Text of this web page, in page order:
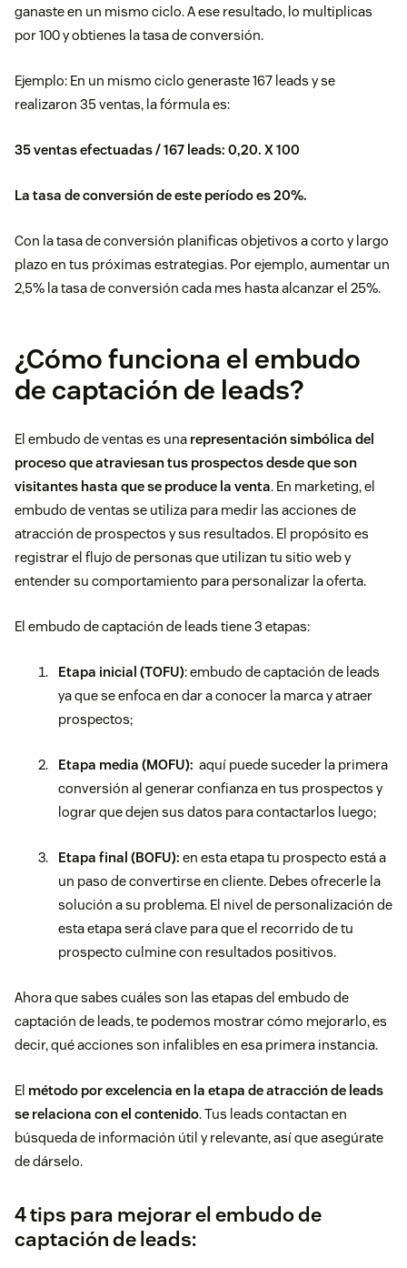
ganaste en un mismo ciclo. A ese resultado, lo multiplicas
por 100 y obtienes la tasa de conversión.
Ejemplo: En un mismo ciclo generaste 167 leads y se
realizaron 35 ventas, la fórmula es:
35 ventas efectuadas / 167 leads: 0,20. X 100
La tasa de conversión de este período es 20%.
Con la tasa de conversión planificas objetivos a corto y largo
plazo en tus próximas estrategias. Por ejemplo, aumentar un
2,5% la tasa de conversión cada mes hasta alcanzar el 25%.
¿Cómo funciona el embudo
de captación de leads?
El embudo de ventas es una representación simbólica del
proceso que atraviesan tus prospectos desde que son
visitantes hasta que se produce la venta. En marketing, el
embudo de ventas se utiliza para medir las acciones de
atracción de prospectos y sus resultados. El propósito es
registrar el flujo de personas que utilizan tu sitio web y
entender su comportamiento para personalizar la oferta.
El embudo de captación de leads tiene 3 etapas:
Etapa inicial (TOFU): embudo de captación de leads
ya que se enfoca en dar a conocer la marca y atraer
prospectos;
Etapa media (MOFU): aquí puede suceder la primera
conversión al generar confianza en tus prospectos y
lograr que dejen sus datos para contactarlos luego;
Etapa final (BOFU): en esta etapa tu prospecto está a
un paso de convertirse en cliente. Debes ofrecerle la
solución a su problema. El nivel de personalización de
esta etapa será clave para que el recorrido de tu
prospecto culmine con resultados positivos.
Ahora que sabes cuáles son las etapas del embudo de
captación de leads, te podemos mostrar cómo mejorarlo, es
decir, qué acciones son infalibles en esa primera instancia.
El método por excelencia en la etapa de atracción de leads
se relaciona con el contenido. Tus leads contactan en
búsqueda de información útil y relevante, así que asegúrate
de dárselo.
4 tips para mejorar el embudo de
captación de leads: